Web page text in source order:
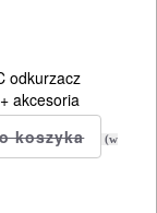
odkurzacz
akcesoria
(w